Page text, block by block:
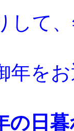
て
をお
の日